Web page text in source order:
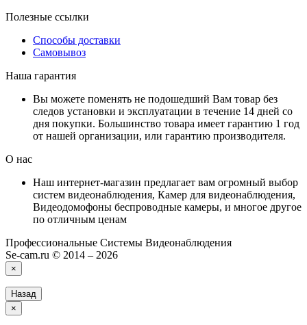
Полезные ссылки
Способы доставки
Самовывоз
Наша гарантия
Вы можете поменять не подошедший Вам товар без
следов установки и эксплуатации в течение 14 дней со
дня покупки. Большинство товара имеет гарантию 1 год
от нашей организации, или гарантию производителя.
О нас
Наш интернет-магазин предлагает вам огромный выбор
систем видеонаблюдения, Камер для видеонаблюдения,
Видеодомофоны беспроводные камеры, и многое другое
по отличным ценам
Профессиональные Системы Видеонаблюдения
Se-cam.ru © 2014 – 2026
×
Назад
×